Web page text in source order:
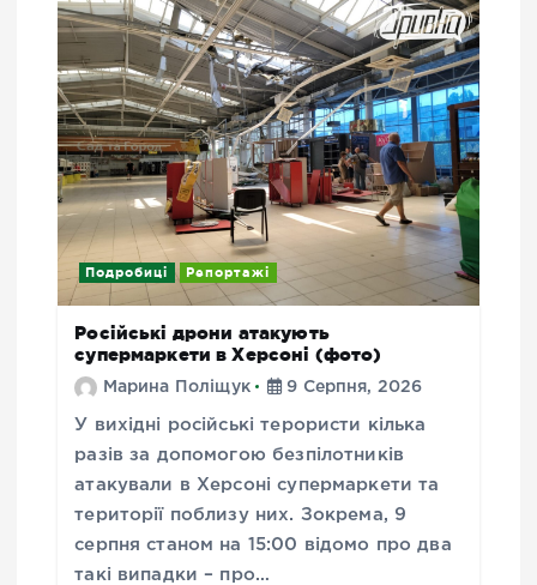
Подробиці Репортажі
Російські дрони атакують
супермаркети в Херсоні (фото)
Марина Поліщук 9 Серпня, 2026
У вихідні російські терористи кілька
разів за допомогою безпілотників
атакували в Херсоні супермаркети та
території поблизу них. Зокрема, 9
серпня станом на 15:00 відомо про два
такі випадки – про…